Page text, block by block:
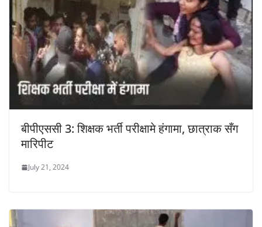
बीपीएससी 3: शिक्षक भर्ती परीक्षामे हंगामा, छात्राक सँग
मारिपीट
July 21, 2024